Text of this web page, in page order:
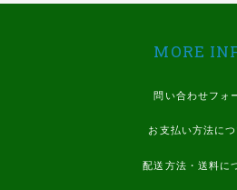
MORE
問い合わせフォ
お支払い方法につ
配送方法・送料に